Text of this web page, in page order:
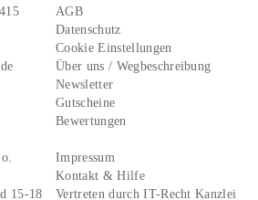
15-18
AGB
Datenschutz
Cookie Einstellungen
Über uns / Wegbeschreibung
Newsletter
Gutscheine
Bewertungen
Impressum
Kontakt & Hilfe
Vertreten durch IT-Recht Kanzlei